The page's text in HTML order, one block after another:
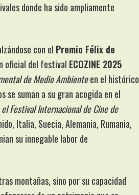
donde ha sido ampliamente
con el Premio Félix de
oficial del festival ECOZINE 2025
de Medio Ambienteen el histórico
se suman a su gran acogida en el
Festival Internacional de Cine de
Italia, Suecia, Alemania, Rumania,
su innegable labor de
montañas, sino por su capacidad